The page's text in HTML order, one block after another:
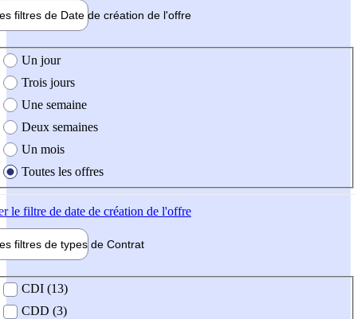
filtres de Date de création de l'offre
création de l'offre
Un jour
Trois jours
Une semaine
Deux semaines
Un mois
Toutes les offres
le filtre de date de création de l'offre
filtres de types de Contrat
contrat
CDI (13)
CDD (3)